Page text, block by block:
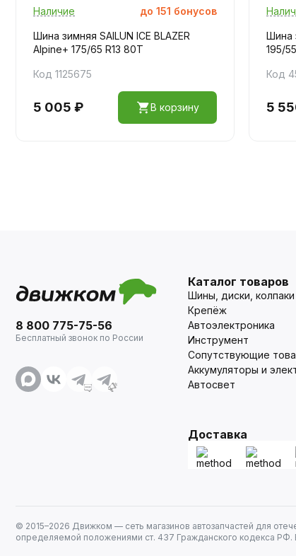
Наличие до 151 бонусов
Шина зимняя SAILUN ICE BLAZER
Alpine+ 175/65 R13 80T
Код 1125675
5 005 ₽ В корзину
Шина
195/
Код
5
8 800 775-75-56
Бесплатный звонок по России
Каталог товаров
Шины, диски, колпаки
Крепёж
Автоэлектроника
Инструмент
Сопутствующие
Аккумуляторы и
Автосвет
Доставка
© 2015–2026 Движком — сеть магазинов автозапчастей для
определяемой положениями ст. 437 Гражданского кодекса